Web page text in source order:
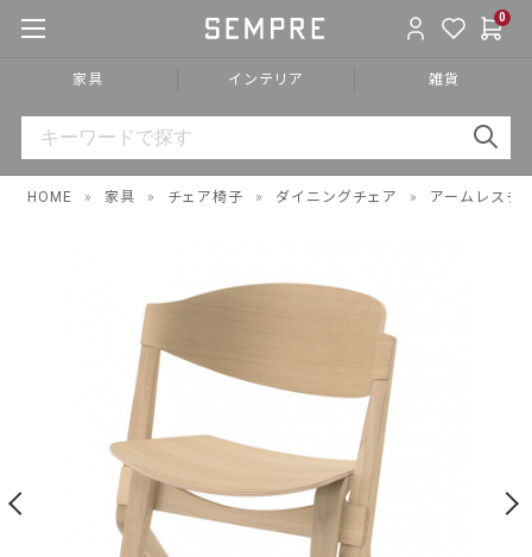
0
家具 インテリア 雑貨
HOME » 家具 » チェア椅子 » ダイニングチェア » アームレスチ